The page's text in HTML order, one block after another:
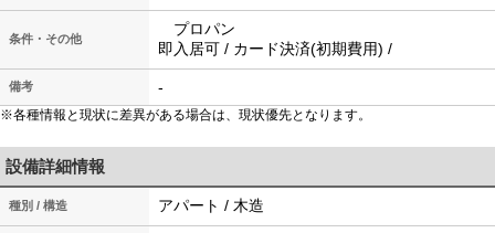
条件・その他
プロパン
即入居可 / カード決済(初期費用) /
備考 -
※各種情報と現状に差異がある場合は、現状優先となります。
設備詳細情報
種別 / 構造 アパート / 木造